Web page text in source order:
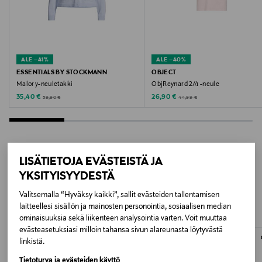
LISÄTIETOJA EVÄSTEISTÄ JA
YKSITYISYYDESTÄ
Valitsemalla “Hyväksy kaikki”, sallit evästeiden tallentamisen
laitteellesi sisällön ja mainosten personointia, sosiaalisen median
ominaisuuksia sekä liikenteen analysointia varten. Voit muuttaa
evästeasetuksiasi milloin tahansa sivun alareunasta löytyvästä
linkistä.
CLOUD DANCER
Kiina
Valmistajan tuotenumero
23045103
Valmistaja
VILA FINLAND OY
Valmistajan osoite
Lars Sonckin Kaari 6, 02600 Espoo, Finland
Digitaalinen osoite
ALE –41%
ESSENTIALS BY STOCKMANN
Malory-neuletakki
Discounted Price
35,40 € Original Price
59,90 €
ALE –40%
OBJECT
ObjReynard 2/4 -neule
Discounted Price
26,90 € Original Price
44,99 €
LISÄÄ KIINNOSTAVIA
TUOTTEITA